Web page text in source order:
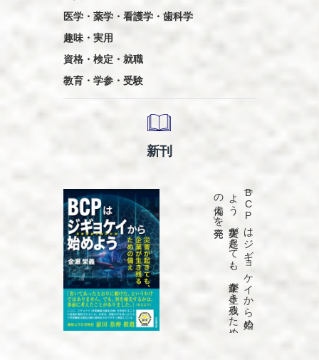
医学・薬学・看護学・歯科学
趣味・実用
資格・検定・就職
教育・学参・受験
新刊
「B
C
P
は
ジ
ギ
ョ
ケ
イ
か
ら
始め
よ
う
災害が
起き
て
も
、
企業が
生き
残る
た
め
の
備え
」を
発売